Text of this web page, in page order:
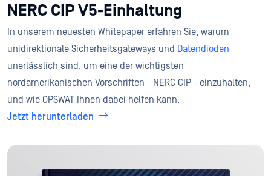
NERC CIP V5-Einhaltung
In unserem neuesten Whitepaper erfahren Sie, warum
unidirektionale Sicherheitsgateways und Datendioden
unerlässlich sind, um eine der wichtigsten
nordamerikanischen Vorschriften - NERC CIP - einzuhalten,
und wie OPSWAT Ihnen dabei helfen kann.
Jetzt herunterladen